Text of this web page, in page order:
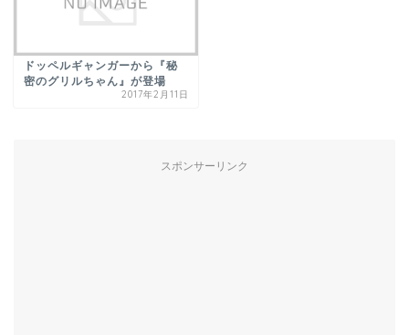
ドッペルギャンガーから『秘
密のグリルちゃん』が登場
2017年2月11日
スポンサーリンク